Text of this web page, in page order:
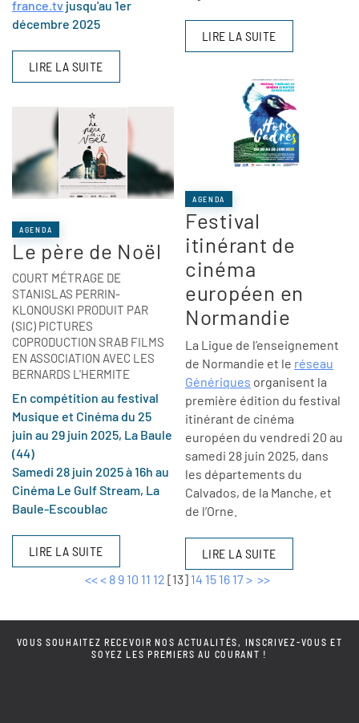
france.tv jusqu'au 1er
décembre 2025
LIRE LA SUITE
AGENDA
Le père de Noël
COURT MÉTRAGE DE
STANISLAS PERRIN-
KLONOUSKI PRODUIT PAR
(SIC) PICTURES
COPRODUCTION SRAB FILMS
EN ASSOCIATION AVEC LES
BERNARDS L'HERMITE
En compétition au festival
Musique et Cinéma du 25
juin au 29 juin 2025, La Baule
(44)
Samedi 28 juin 2025 à 16h au
Cinéma Le Gulf Stream, La
Baule-Escoublac
LIRE LA SUITE
LIRE LA SUITE
AGENDA
Festival
itinérant de
cinéma
européen en
Normandie
La Ligue de l’enseignement
de Normandie et le réseau
Génériques organisent la
première édition du festival
itinérant de cinéma
européen du vendredi 20 au
samedi 28 juin 2025, dans
les départements du
Calvados, de la Manche, et
de l’Orne.
LIRE LA SUITE
<<< 8 9 10 11 12 [13] 14 15 16 17> >>
VOUS SOUHAITEZ RECEVOIR NOS ACTUALITÉS, INSCRIVEZ-VOUS ET
SOYEZ LES PREMIERS AU COURANT !